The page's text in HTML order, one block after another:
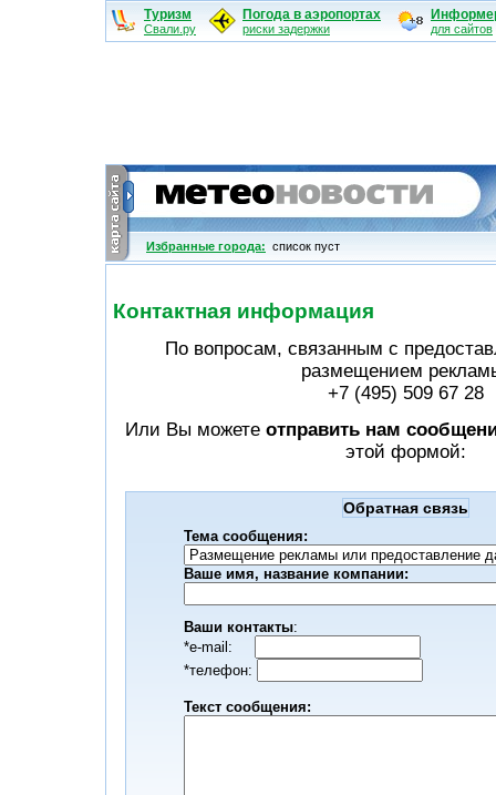
Туризм
Свали.ру
Погода в аэропортах
риски задержки для сайтов
Избранные города: cписок пуст
Контактная информация
По вопросам, связанным с
размещением
+7 (495) 509 67 28
Или Вы можете отправить нам
этой формой:
Обратная связь
Тема сообщения:
Ваше имя, название компании:
Ваши контакты:
*е-mail:
*телефон:
Текст сообщения: